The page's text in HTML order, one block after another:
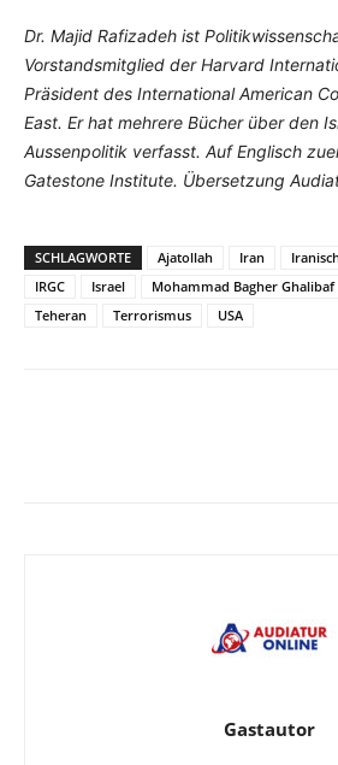
Dr. Majid Rafizadeh ist
Vorstandsmitglied der Harvard
Präsident des International American
East. Er hat mehrere Bücher über den
Aussenpolitik verfasst. Auf Englisch
Gatestone Institute. Übersetzung
SCHLAGWORTE Ajatollah Iran
IRGC
Israel Mohammad Bagher Ghalibaf
Teheran
Terrorismus USA
Gastautor